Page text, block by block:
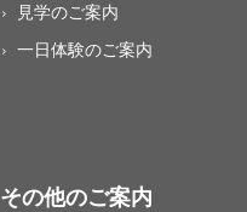
見学のご案内
一日体験のご案内
その他のご案内